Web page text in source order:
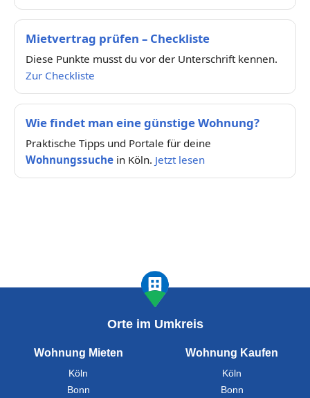
Mietvertrag prüfen – Checkliste
Diese Punkte musst du vor der Unterschrift kennen.
Zur Checkliste
Wie findet man eine günstige Wohnung?
Praktische Tipps und Portale für deine
Wohnungssuche in Köln. Jetzt lesen
Orte im Umkreis
Wohnung Mieten
Köln
Bonn
Wohnung Kaufen
Köln
Bonn